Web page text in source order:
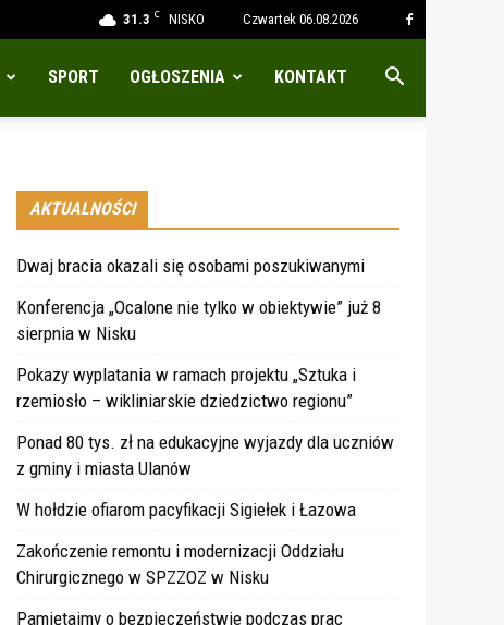
31.3 C NISKO Czwartek 06.08.2026
SPORT OGŁOSZENIA KONTAKT
AKTUALNOŚCI
Dwaj bracia okazali się osobami poszukiwanymi
Konferencja „Ocalone nie tylko w obiektywie” już 8
sierpnia w Nisku
Pokazy wyplatania w ramach projektu „Sztuka i
rzemiosło – wikliniarskie dziedzictwo regionu”
Ponad 80 tys. zł na edukacyjne wyjazdy dla uczniów
z gminy i miasta Ulanów
W hołdzie ofiarom pacyfikacji Sigiełek i Łazowa
Zakończenie remontu i modernizacji Oddziału
Chirurgicznego w SPZZOZ w Nisku
Pamiętajmy o bezpieczeństwie podczas prac